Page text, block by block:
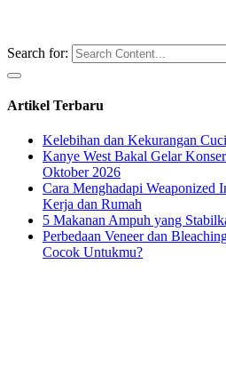
Search for:
Artikel Terbaru
Kelebihan dan Kekurangan
Kanye West Bakal Gelar
Oktober 2026
Cara Menghadapi Weaponized
Kerja dan Rumah
5 Makanan Ampuh yang
Perbedaan Veneer dan
Cocok Untukmu?